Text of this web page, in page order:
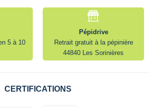
5 à 10
Pépidrive
Retrait gratuit à la pépinière
44840 Les Sorinières
CERTIFICATIONS